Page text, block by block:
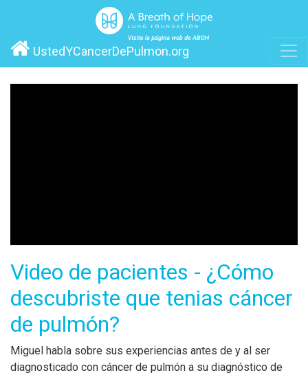
UstedYCancerDePulmon.org
Video de pacientes - ¿Cómo
descubriste que tenias cáncer
de pulmón?
Miguel habla sobre sus experiencias antes de y al ser
diagnosticado con cáncer de pulmón a su diagnóstico de